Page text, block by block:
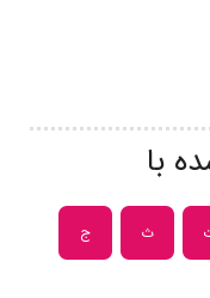
با
ث ج